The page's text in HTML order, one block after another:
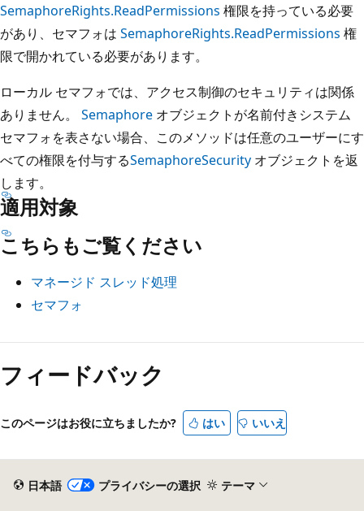
SemaphoreRights.ReadPermissions 権限を持っている必要
があり、セマフォは SemaphoreRights.ReadPermissions 権
限で開かれている必要があります。
ローカル セマフォでは、アクセス制御のセキュリティは関係
ありません。 Semaphore オブジェクトが名前付きシステム
セマフォを表さない場合、このメソッドは任意のユーザーにす
べての権限を付与するSemaphoreSecurity オブジェクトを返
します。
適用対象
こちらもご覧ください
マネージド スレッド処理
セマフォ
フィードバック
このページはお役に立ちましたか? はい いいえ
日本語 プライバシーの選択 テーマ